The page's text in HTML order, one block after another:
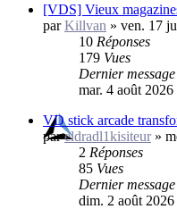
[VDS] Vieux
parKillvan » ven. 17
10 Réponses
179 Vues
Dernier message
mar. 4 août 2026
VD stick arcade
pareldradl1kisiteur»
2 Réponses
85 Vues
Dernier message
dim. 2 août 2026